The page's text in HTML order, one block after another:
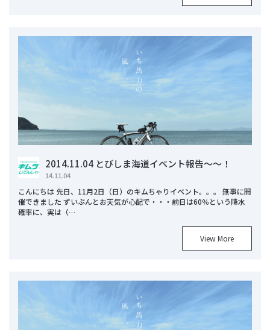
2014.11.04 とびしま海道イベント報告～～！
14.11.04
こんにちは 先日、11月2日（日）のキムちゃりイベント。。。 無事に開
催できました ずいぶんとお天気が心配で・・・前日は60％という降水
確率に、実は（…
View More